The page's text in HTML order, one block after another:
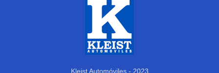
Kleist Automóviles - 2023